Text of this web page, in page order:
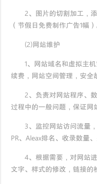
2、图片的切割加工，添
（节假日免费制作广告1幅）
(2)网站维护
1、网站域名和虚拟主机
续费，网站空间管理，安全
2、负责对网站程序、数
过程中的一般问题，保证网
3、监控网站访问流量，
PR、Aleax排名、收录数量
4、根据需要，对网站进
文字、样式的修改，链接的